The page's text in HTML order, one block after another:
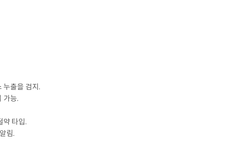
누출을 검지.
가능.
약 타입.
림.